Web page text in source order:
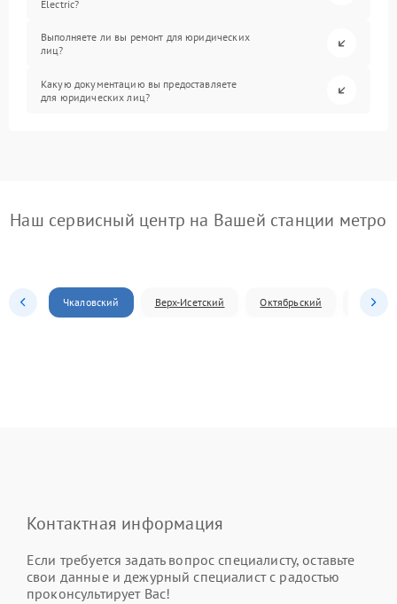
Electric?
Выполняете ли вы ремонт для юридических
лиц?
Какую документацию вы предоставляете
для юридических лиц?
Наш сервисный центр на Вашей станции метро
Чкаловский Верх-Исетский Октябрьский
Контактная информация
Если требуется задать вопрос специалисту, оставьте
свои данные и дежурный специалист с радостью
проконсультирует Вас!